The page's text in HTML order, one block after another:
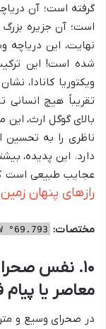
گرفته است؛ آن
است؛ آن جزیره بزرگ
نهایت، این دریاچه
شده است! این
ویکتوریا کانادا،
تقریباً هیچ انسانی
بالای گوگل ارث،
ناظری را به
دارد. این پدیده،
عجایب طبیعی است
رازهای پنهان زمین
مختصات: 69.793° N, 108.241° W
معاصر یا پیام
در صحرای وسیع و